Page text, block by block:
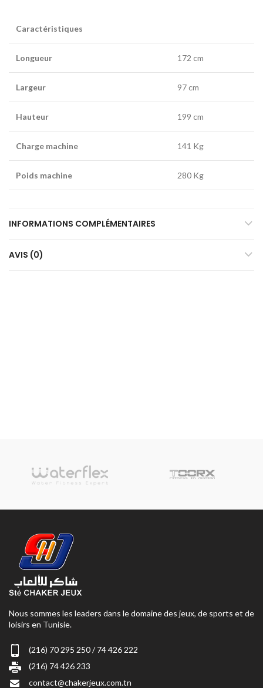
Caractéristiques
Longueur 172 cm
Largeur 97 cm
Hauteur 199 cm
Charge machine 141 Kg
Poids machine 280 Kg
INFORMATIONS COMPLÉMENTAIRES
AVIS (0)
Nous sommes les leaders dans le domaine des jeux, de sports et de
loisirs en Tunisie.
(216) 70 295 250 / 74 426 222
(216) 74 426 233
contact@chakerjeux.com.tn